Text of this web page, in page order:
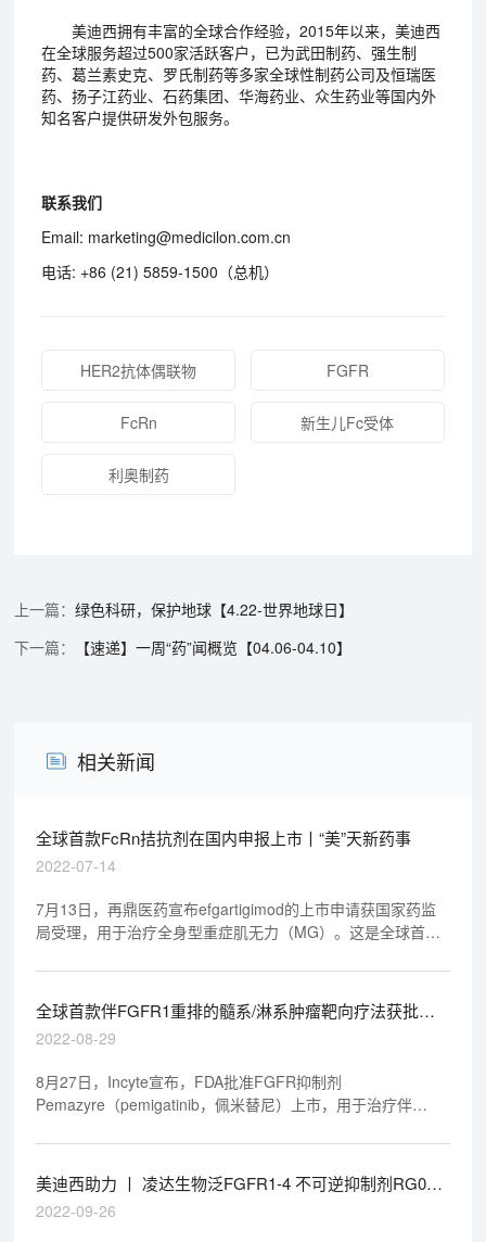
美迪西拥有丰富的全球合作经验，2015年以来，美迪西
在全球服务超过500家活跃客户，已为武田制药、强生制
药、葛兰素史克、罗氏制药等多家全球性制药公司及恒瑞医
药、扬子江药业、石药集团、华海药业、众生药业等国内外
知名客户提供研发外包服务。
联系我们
Email: marketing@medicilon.com.cn
电话: +86 (21) 5859-1500（总机）
HER2抗体偶联物 FGFR
FcRn 新生儿Fc受体
利奥制药
绿色科研，保护地球【4.22-世界地球日】
【速递】一周“药”闻概览【04.06-04.10】
相关新闻
全球首款FcRn拮抗剂在国内申报上市丨“美”天新药事
2022-07-14
7月13日，再鼎医药宣布efgartigimod的上市申请获国家药监
局受理，用于治疗全身型重症肌无力（MG）。这是全球首款
通过内源性减少致病性抗体而专门治疗全身型MG的疗法。
全球首款伴FGFR1重排的髓系/淋系肿瘤靶向疗法获批丨
“美”天新药事
2022-08-29
8月27日，Incyte宣布，FDA批准FGFR抑制剂
Pemazyre（pemigatinib，佩米替尼）上市，用于治疗伴
者。这是全球首款获批用于该适应症的靶向疗法。
美迪西助力 丨 凌达生物泛FGFR1-4 不可逆抑制剂RG002
片获批临床
2022-09-26